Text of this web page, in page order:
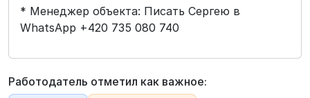
* Менеджер объекта: Писать Сергею в
WhatsApp +420 735 080 740
Работодатель отметил как важное: